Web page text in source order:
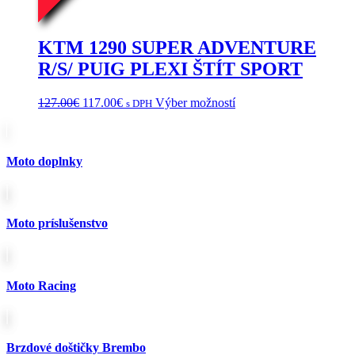
KTM 1290 SUPER ADVENTURE
R/S/ PUIG PLEXI ŠTÍT SPORT
127.00€ Pôvodná
117.00€Aktuálna
s DPH Výber možnostíTento
Moto doplnky
Moto príslušenstvo
Moto Racing
Brzdové doštičky Brembo